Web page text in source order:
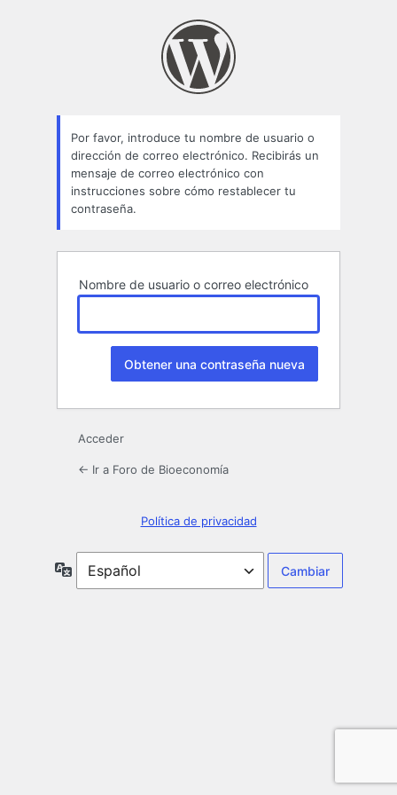
Por favor, introduce tu nombre de usuario o
dirección de correo electrónico. Recibirás un
mensaje de correo electrónico con
instrucciones sobre cómo restablecer tu
contraseña.
Nombre de usuario o correo electrónico
Acceder
← Ir a Foro de Bioeconomía
Política de privacidad
Idioma